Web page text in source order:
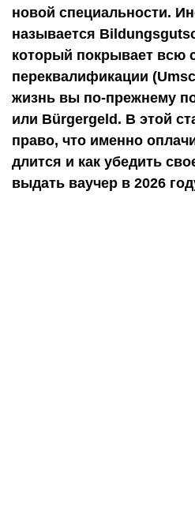
новой специальности.
называется
который покрывает всю
переквалификации
жизнь вы по-прежнему
или Bürgergeld. В этой
право, что именно
длится и как убедить
выдать ваучер в 2026